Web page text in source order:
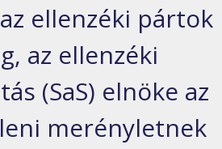
ellenzéki pártok
az ellenzéki
(SaS) elnöke az
merényletnek